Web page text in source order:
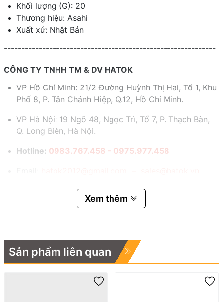
Khối lượng (G): 20
Thương hiệu: Asahi
Xuất xứ: Nhật Bản
-------------------------------------------------------------
CÔNG TY TNHH TM & DV HATOK
VP Hồ Chí Minh: 21/2 Đường Huỳnh Thị Hai, Tổ 1, Khu
Phố 8, P. Tân Chánh Hiệp, Q.12, Hồ Chí Minh.
VP Hà Nội: 19 Ngõ 48, Ngọc Trì, Tổ 7, P. Thạch Bàn,
Q. Long Biên, Hà Nội.
Hotline: 0983.767.458 – 0975.977.458
Xem thêm
Sản phẩm liên quan